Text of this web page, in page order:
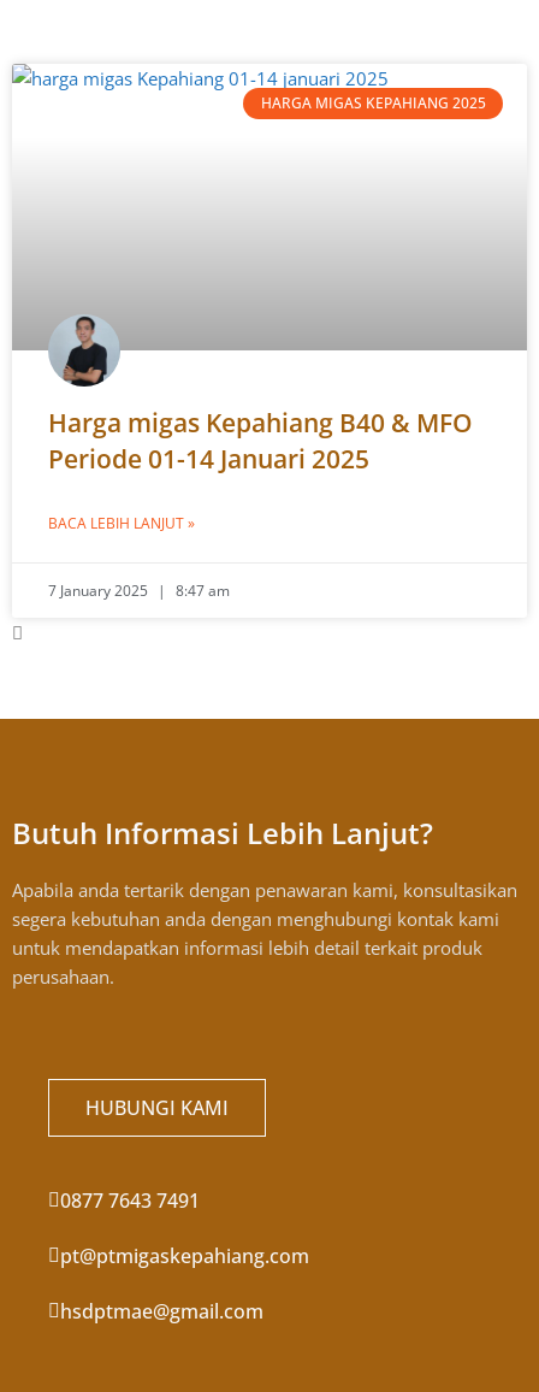
HARGA MIGAS KEPAHIANG 2025
Harga migas Kepahiang B40 & MFO
Periode 01-14 Januari 2025
BACA LEBIH LANJUT »
7 January 2025 8:47 am
Butuh Informasi Lebih Lanjut?
Apabila anda tertarik dengan penawaran kami, konsultasikan
segera kebutuhan anda dengan menghubungi kontak kami
untuk mendapatkan informasi lebih detail terkait produk
perusahaan.
HUBUNGI KAMI
0877 7643 7491
pt@ptmigaskepahiang.com
hsdptmae@gmail.com